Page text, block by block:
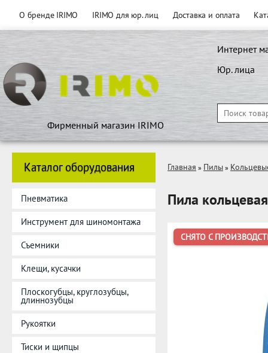
О бренде IRIMO IRIMO для юр. лиц Доставка и оплата
Фирменный магазин IRIMO
Интернет
Юр. лица
Каталог оборудования
Пневматика
Инструмент для шиномонтажа
Съемники
Клещи, кусачки
Плоскогубцы, круглозубцы,
длиннозубцы
Рукоятки
Тиски и щипцы
Главная » Пилы »
Пила
СНЯТО С